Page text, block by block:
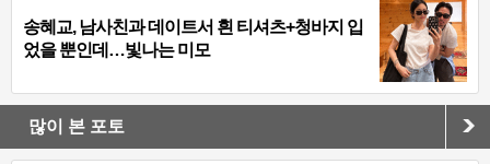
송혜교, 남사친과 데이트서 흰 티셔츠+청바지 입
었을 뿐인데…빛나는 미모
많이 본 포토